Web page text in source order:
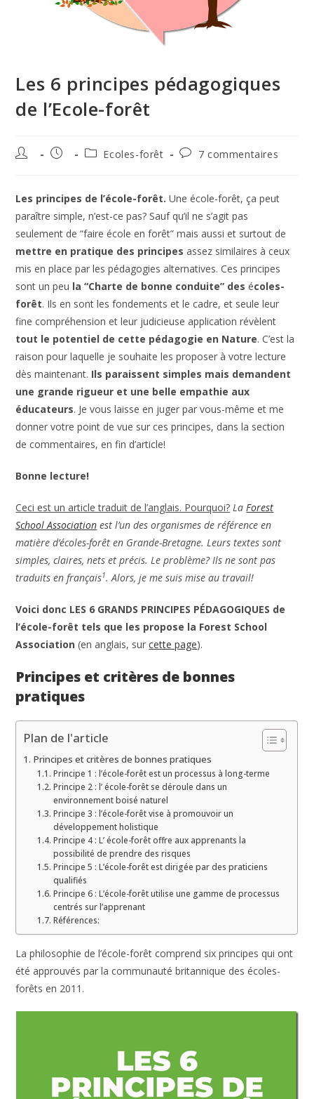
Les 6 principes pédagogiques
de l’Ecole-forêt
Ecoles-forêt 7 commentaires
Les principes de l’école-forêt.Une école-forêt, ça peut
paraître simple, n’est-ce pas? Sauf qu’il ne s’agit pas
seulement de “faire école en forêt” mais aussi et surtout de
mettre en pratique des principes assez similaires à ceux
mis en place par les pédagogies alternatives. Ces principes
sont un peu la “Charte de bonne conduite” desécoles-
forêt. Ils en sont les fondements et le cadre, et seule leur
fine compréhension et leur judicieuse application révèlent
tout le potentiel de cette pédagogie en Nature. C’est la
raison pour laquelle je souhaite les proposer à votre lecture
dès maintenant. Ils paraissent simples mais demandent
une grande rigueur et une belle empathie aux
éducateurs. Je vous laisse en juger par vous-même et me
donner votre point de vue sur ces principes, dans la section
de commentaires, en fin d’article!
Bonne lecture!
Ceci est un article traduit de l’anglais. Pourquoi? LaForest
School Association est l’un des organismes de référence en
matière d’écoles-forêt en Grande-Bretagne. Leurs textes sont
simples, claires, nets et précis. Le problème? Ils ne sont pas
traduits en français1. Alors, je me suis mise au travail!
Voici donc LES 6 GRANDS PRINCIPES PÉDAGOGIQUES de
l’école-forêt tels que les propose la Forest School
Association(en anglais, surcette page).
Principes et critères de bonnes
pratiques
Plan de l'article
Principes et critères de bonnes pratiques
Principe 1 : l’école-forêt est un processus à long-terme
Principe 2 : l’ école-forêt se déroule dans un
environnement boisé naturel
Principe 3 : l’école-forêt vise à promouvoir un
développement holistique
Principe 4 : L’ école-forêt offre aux apprenants la
possibilité de prendre des risques
Principe 5 : L’école-forêt est dirigée par des praticiens
qualifiés
Principe 6 : L’école-forêt utilise une gamme de processus
centrés sur l’apprenant
Références:
La philosophie de l’école-forêt comprend six principes qui ont
été approuvés par la communauté britannique des écoles-
forêts en 2011.